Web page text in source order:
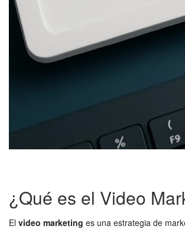
¿Qué es el Video
El video marketing es una estrategia de